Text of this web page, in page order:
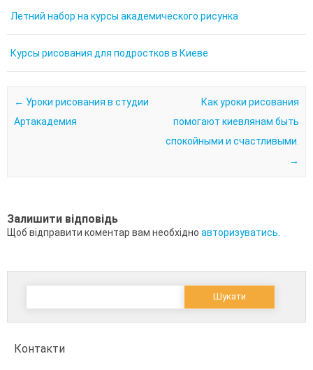
Летний набор на курсы академического рисунка
Курсы рисования для подростков в Киеве
Post navigation
← Уроки рисования в студии
Артакадемия
Как уроки рисования
помогают киевлянам быть
спокойными и счастливыми.
→
Залишити відповідь
Щоб відправити коментар вам необхідно авторизуватись
Пошук:
Контакти